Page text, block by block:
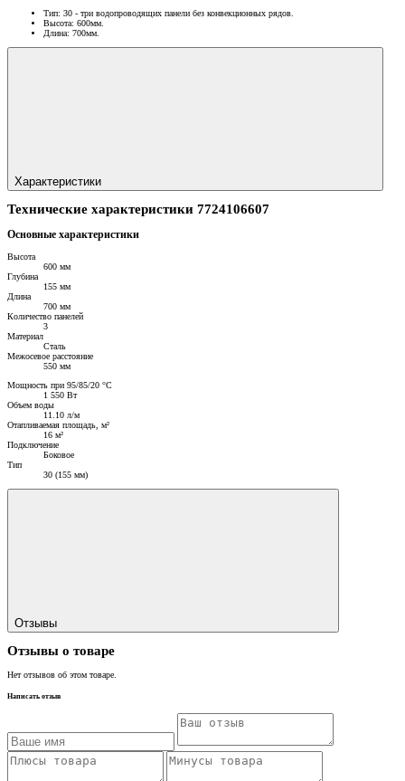
Тип: 30 - три водопроводящих панели без конвекционных рядов.
Высота: 600мм.
Длина: 700мм.
Характеристики
Технические характеристики 7724106607
Основные характеристики
Высота
600 мм
Глубина
155 мм
Длина
700 мм
Количество панелей
3
Материал
Сталь
Межосевое расстояние
550 мм
Мощность при 95/85/20 °C
1 550 Вт
Объем воды
11.10 л/м
Отапливаемая площадь, м²
16 м²
Подключение
Боковое
Тип
30 (155 мм)
Отзывы
Отзывы о товаре
Нет отзывов об этом товаре.
Написать отзыв